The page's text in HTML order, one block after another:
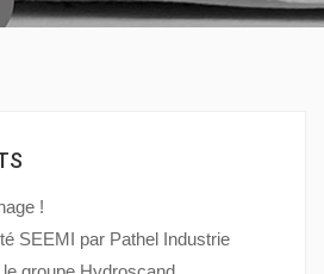
!
SEEMI par Pathel Industrie